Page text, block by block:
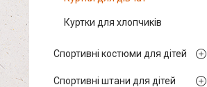
Куртки для хлопчиків
Спортивні костюми для дітей
Спортивні штани для дітей